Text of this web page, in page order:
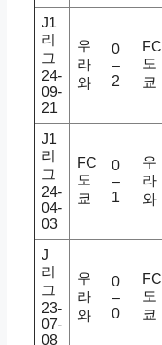
J1
리
그
24-
09-
21
우
라
와
0
–
2
FC
도
쿄
J1
리
그
24-
04-
03
FC
도
쿄
0
–
1
우
라
와
J
리
그
23-
07-
08
우
라
와
0
–
0
FC
도
쿄